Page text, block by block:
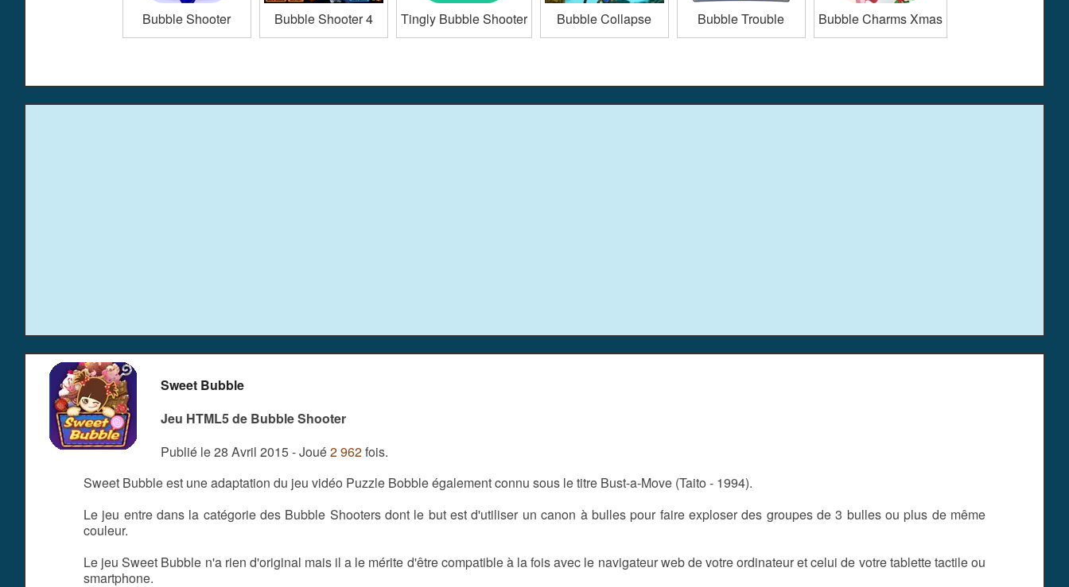
Bubble Shooter Bubble Shooter 4 Tingly Bubble Shooter Bubble Collapse Bubble Trouble Bubble Charms Xmas
Sweet Bubble
Jeu HTML5 de Bubble Shooter
Publié le 28 Avril 2015 - Joué2 962fois.
Sweet Bubble est une adaptation du jeu vidéo Puzzle Bobble également connu sous le titre Bust-a-Move (Taito - 1994).
Le jeu entre dans la catégorie des Bubble Shooters dont le but est d'utiliser un canon à bulles pour faire exploser des groupes de 3 bulles ou plus de même
couleur.
Le jeu Sweet Bubble n'a rien d'original mais il a le mérite d'être compatible à la fois avec le navigateur web de votre ordinateur et celui de votre tablette tactile ou
smartphone.